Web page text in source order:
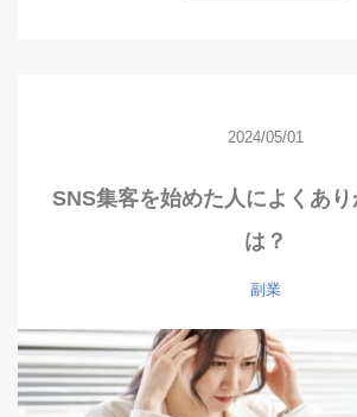
2024/05/01
SNS集客を始めた人によくあり
は？
副業